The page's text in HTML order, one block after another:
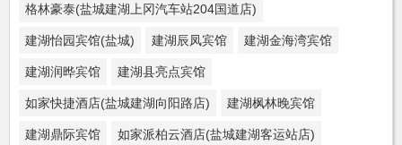
格林豪泰(盐城建湖上冈汽车站204国道店)
建湖怡园宾馆(盐城) 建湖辰凤宾馆 建湖金海湾宾馆
建湖润晔宾馆 建湖县亮点宾馆
如家快捷酒店(盐城建湖向阳路店) 建湖枫林晚宾馆
建湖鼎际宾馆 如家派柏云酒店(盐城建湖客运站店)